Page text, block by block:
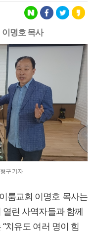
명호 목사
구 기자
룸교회 이명호 목사는
린 사역자들과 함께
치유도 여러 명이 힘